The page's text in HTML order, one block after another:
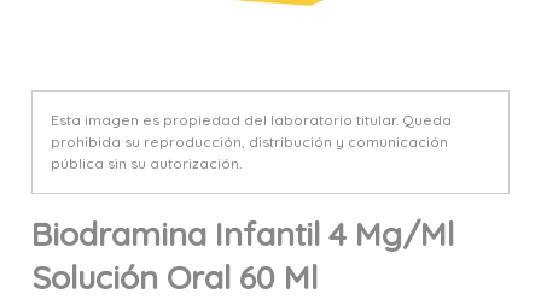
Esta imagen es propiedad del laboratorio titular. Queda
prohibida su reproducción, distribución y comunicación
pública sin su autorización.
Biodramina Infantil 4 Mg/ml
Solución Oral 60 Ml